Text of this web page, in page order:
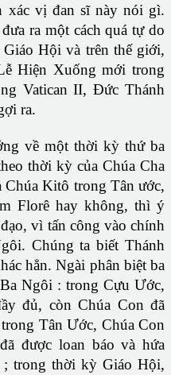
xác vị đan sĩ này nói gì.
ra một cách quá tự do
Hội và trên thế giới,
Hiện Xuống mới trong
Vatican II, Đức Thánh
ra.
về một thời kỳ thứ ba
thời kỳ của Chúa Cha
Kitô trong Tân ước,
Florê hay không, thì ý
vì tấn công vào chính
Chúng ta biết Thánh
hẳn. Ngài phân biệt ba
Ngôi : trong Cựu Ước,
đủ, còn Chúa Con đã
Tân Ước, Chúa Con
được loan báo và hứa
; trong thời kỳ Giáo Hội,